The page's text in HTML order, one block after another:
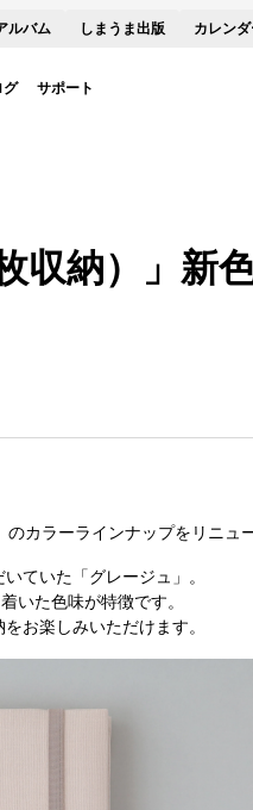
ルバム しまうま出版 カレン
グ サポート
収納）」新
カラーラインナップをリニュ
ていた「グレージュ」。
いた色味が特徴です。
お楽しみいただけます。